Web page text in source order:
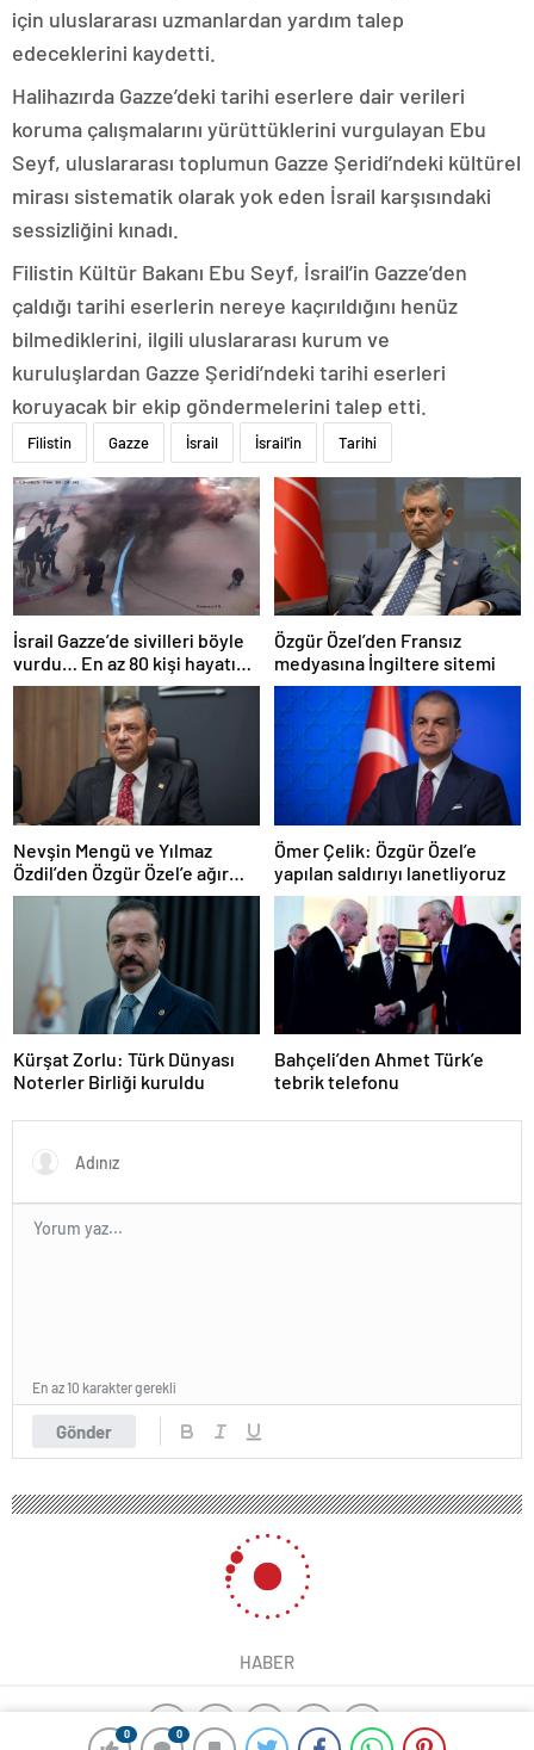
0 0
için uluslararası uzmanlardan yardım talep
edeceklerini kaydetti.
Halihazırda Gazze’deki tarihi eserlere dair verileri
koruma çalışmalarını yürüttüklerini vurgulayan Ebu
Seyf, uluslararası toplumun Gazze Şeridi’ndeki kültürel
mirası sistematik olarak yok eden İsrail karşısındaki
sessizliğini kınadı.
Filistin Kültür Bakanı Ebu Seyf, İsrail’in Gazze’den
çaldığı tarihi eserlerin nereye kaçırıldığını henüz
bilmediklerini, ilgili uluslararası kurum ve
kuruluşlardan Gazze Şeridi’ndeki tarihi eserleri
koruyacak bir ekip göndermelerini talep etti.
Filistin Gazze İsrail İsrail'in Tarihi
İsrail Gazze’de sivilleri böyle
vurdu… En az 80 kişi hayatını
kaybetti
Özgür Özel’den Fransız
medyasına İngiltere sitemi
Nevşin Mengü ve Yılmaz
Özdil’den Özgür Özel’e ağır
eleştiriler
Ömer Çelik: Özgür Özel’e
yapılan saldırıyı lanetliyoruz
Kürşat Zorlu: Türk Dünyası
Noterler Birliği kuruldu
Bahçeli’den Ahmet Türk’e
tebrik telefonu
Gönder
En az 10 karakter gerekli
HABER